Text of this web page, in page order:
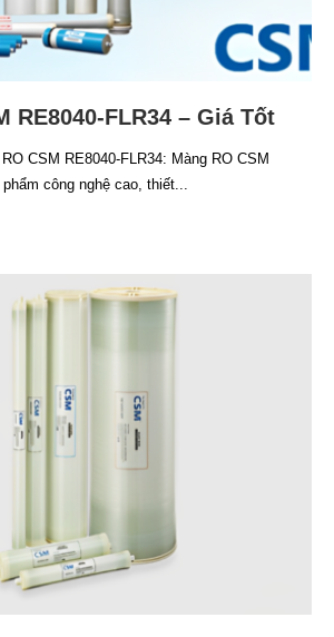
RE8040-FLR34 – Giá Tốt
CSM RE8040-FLR34: Màng RO CSM
công nghệ cao, thiết...